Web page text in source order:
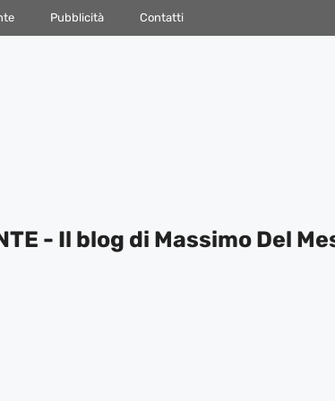
Pubblicità Contatti
- Il blog di Massimo Del